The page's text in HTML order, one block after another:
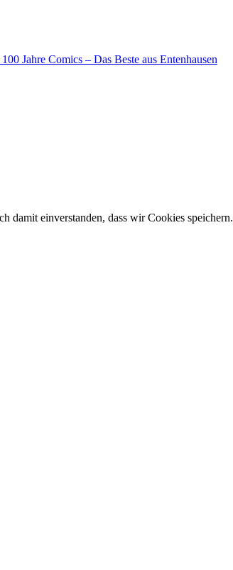
Jahre Comics – Das Beste aus Entenhausen
damit einverstanden, dass wir Cookies speichern.